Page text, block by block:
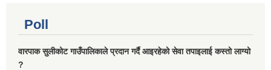
Poll
वारपाक सुलीकोट गाउँपालिकाले प्रदान गर्दै आइरहेको सेवा तपाइलाई कस्तो लाग्यो
?